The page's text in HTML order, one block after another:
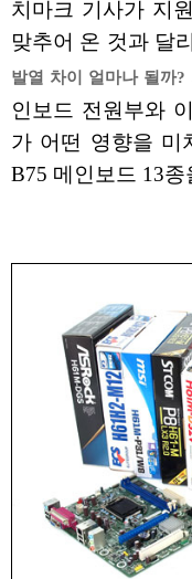
치마크 기사가 지
맞추어 온 것과 달
발열 차이 얼마나 될까?
인보드 전원부와
가 어떤 영향을 미
B75 메인보드 13